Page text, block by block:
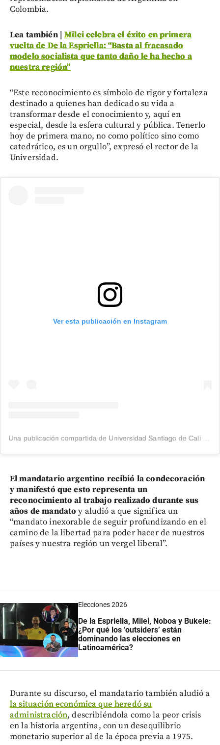
Colombia.
Lea también |Milei celebra el éxito en primera
vuelta de De la Espriella: “Basta al fracasado
modelo socialista que tanto daño le ha hecho a
nuestra región”
“Este reconocimiento es símbolo de rigor y fortaleza
destinado a quienes han dedicado su vida a
transformar desde el conocimiento y, aquí en
especial, desde la esfera cultural y pública. Tenerlo
hoy de primera mano, no como político sino como
catedrático, es un orgullo”, expresó el rector de la
Universidad.
Ver esta publicación en Instagram
El mandatario argentino recibió la condecoración
y manifestó que esto representa un
reconocimiento al trabajo realizado durante sus
años de mandato y aludió a que significa un
“mandato inexorable de seguir profundizando en el
camino de la libertad para poder hacer de nuestros
países y nuestra región un vergel liberal”.
Elecciones 2026
De la Espriella, Milei, Noboa y Bukele:
¿Por qué los ‘outsiders’ están
dominando las elecciones en
Latinoamérica?
Durante su discurso, el mandatario también aludió a
la situación económica que heredó su
administración, describiéndola como la peor crisis
en la historia argentina, con un desequilibrio
monetario superior al de la época previa a 1975.